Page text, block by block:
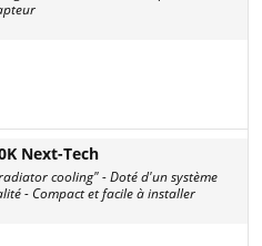
Next-Tech
cooling" - Doté d'un système
- Compact et facile à installer